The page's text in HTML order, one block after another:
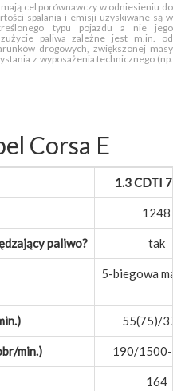
cel porównawczy w odniesieniu do
spalania i emisji uzyskiwane są w
typu pojazdu a nie jego
paliwa zależne jest m.in. od
drogowych, zwiększonej masy
z wyposażenia technicznego (np.
Corsa E
1.3 CDTI
1248
paliwo? tak
5-biegowa
55(75)/
min.) 190/1500-
164